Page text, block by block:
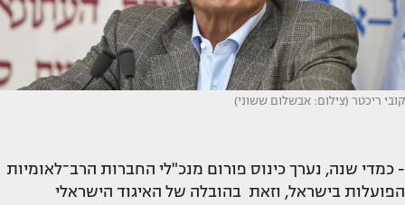
קובי ריכטר (צילום: אבשלום ששוני)
- כמדי שנה, נערך כינוס פורום מנכ"לי החברות הרב־לאומיות
הפועלות בישראל, וזאת בהובלה של האיגוד הישראלי